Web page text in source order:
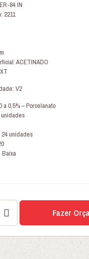
84 IN
2211
ACETINADO
V2
a 0,5% – Porcelanato
unidades
unidades
Baixa
Fazer